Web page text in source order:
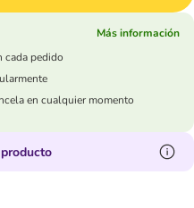
Más información
cada pedido
en cualquier momento